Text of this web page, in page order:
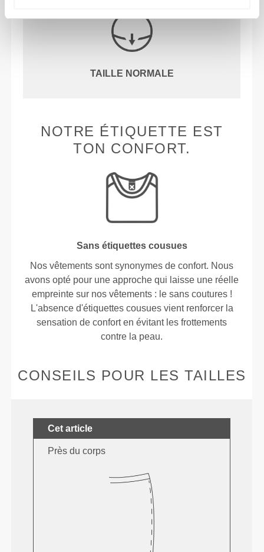
TAILLE NORMALE
NOTRE ÉTIQUETTE EST
TON CONFORT.
Sans étiquettes cousues
Nos vêtements sont synonymes de confort. Nous
avons opté pour une approche qui laisse une réelle
empreinte sur nos vêtements : le sans coutures !
L'absence d'étiquettes cousues vient renforcer la
sensation de confort en évitant les frottements
contre la peau.
CONSEILS POUR LES TAILLES
Cet article
Près du corps